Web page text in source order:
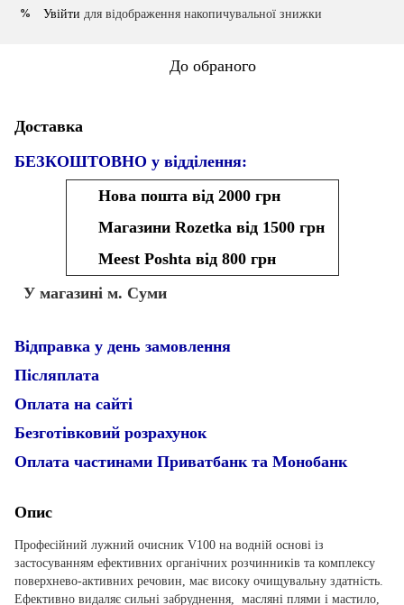
% Увійти для відображення накопичувальної знижки
До обраного
Доставка
БЕЗКОШТОВНО у відділення:
Нова пошта від 2000 грн
Магазини Rozetka від 1500 грн
Meest Poshta від 800 грн
У магазині м. Суми
Відправка у день замовлення
Післяплата
Оплата на сайті
Безготівковий розрахунок
Оплата частинами Приватбанк та Монобанк
Опис
Професійний лужний очисник V100 на водній основі із
застосуванням ефективних органічних розчинників та комплексу
поверхнево-активних речовин, має високу очищувальну здатність.
Ефективно видаляє сильні забруднення, масляні плями і мастило,